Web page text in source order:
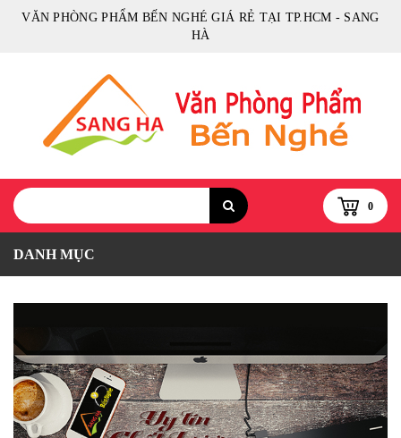
VĂN PHÒNG PHẨM BẾN NGHÉ GIÁ RẺ TẠI TP.HCM - SANG
HÀ
0
DANH MỤC